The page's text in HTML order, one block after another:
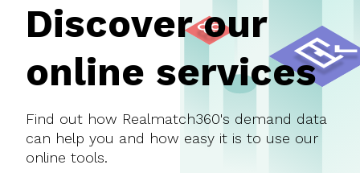
Discover our
online services
Find out how Realmatch360's demand data
can help you and how easy it is to use our
online tools.